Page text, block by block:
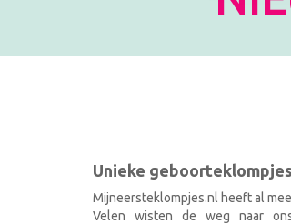
Unieke geboorteklompjes
Mijneersteklompjes.nl heeft al
Velen wisten de weg naar